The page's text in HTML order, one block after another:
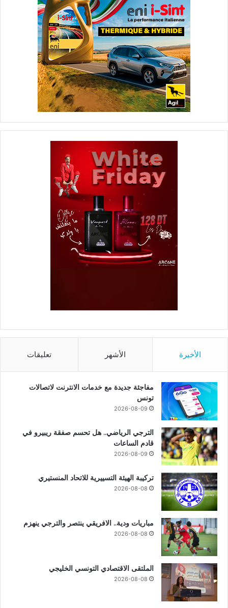
الأخيرة الأشهر تعليقات
مفاجئة جديدة مع خدمات الانترنت لاتصالات
تونس
2026-08-09
الترجي الرياضي.. هل تحسم صفقة ريبيرو في
قادم الساعات
2026-08-09
تركيبة الهيئة التسييرية للاتحاد المنستيري
2026-08-08
مباريات ودية.. الافريقي ينتصر والترجي ينهزم
2026-08-08
الملتقى الاقتصادي التونسي الخليجي
2026-08-08